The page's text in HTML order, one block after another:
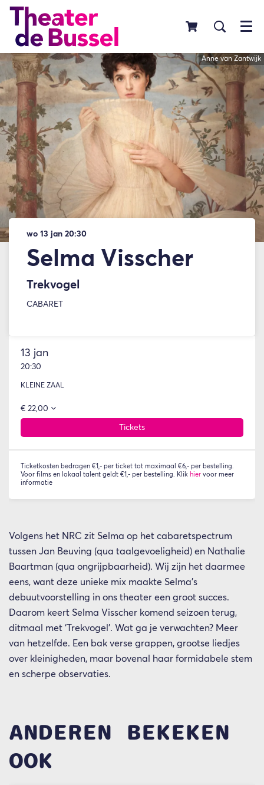
Menu
Anne van Zantwijk
Selma Visscher
Trekvogel
wo 13 jan 20:30
CABARET
13 jan
20:30
KLEINE ZAAL
€ 22,00
Tickets
Ticketkosten bedragen €1,- per ticket tot maximaal €6,- per bestelling.
Voor films en lokaal talent geldt €1,- per bestelling. Klik hier voor meer
informatie
Volgens het NRC zit Selma op het cabaretspectrum
tussen Jan Beuving (qua taalgevoeligheid) en Nathalie
Baartman (qua ongrijpbaarheid). Wij zijn het daarmee
eens, want deze unieke mix maakte Selma’s
debuutvoorstelling in ons theater een groot succes.
Daarom keert Selma Visscher komend seizoen terug,
ditmaal met ‘Trekvogel’. Wat ga je verwachten? Meer
van hetzelfde. Een bak verse grappen, grootse liedjes
over kleinigheden, maar bovenal haar formidabele stem
en scherpe observaties.
ANDEREN BEKEKEN
OOK